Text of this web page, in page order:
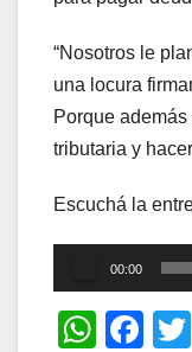
“Nosotros le
una locura
Porque
tributaria y
Escuchá la
de
audio
00:00
W F